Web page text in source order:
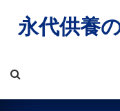
content
永代供養